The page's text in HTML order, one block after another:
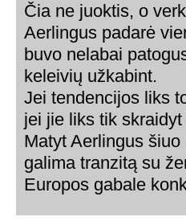
Čia ne juoktis, o
Aerlingus padarė
buvo nelabai
keleivių užkabint.
Jei tendencijos liks
jei jie liks tik
Matyt Aerlingus
galima tranzitą su
Europos gabale